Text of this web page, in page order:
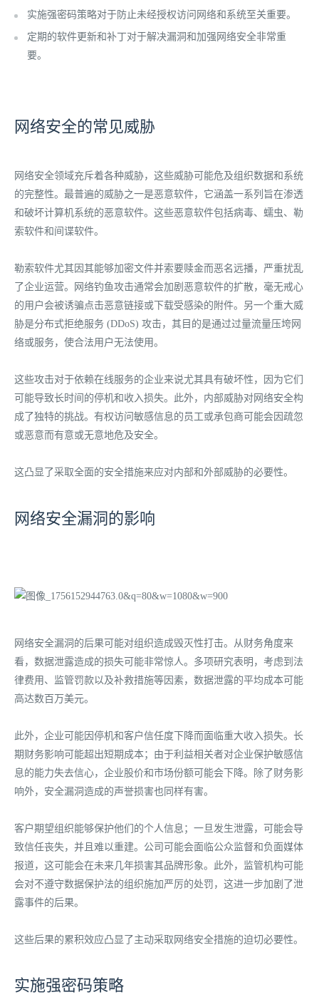
实施强密码策略对于防止未经授权访问网络和系统至关重要。
定期的软件更新和补丁对于解决漏洞和加强网络安全非常重
要。
网络安全的常见威胁
网络安全领域充斥着各种威胁，这些威胁可能危及组织数据和系统
的完整性。最普遍的威胁之一是恶意软件，它涵盖一系列旨在渗透
和破坏计算机系统的恶意软件。这些恶意软件包括病毒、蠕虫、勒
索软件和间谍软件。
勒索软件尤其因其能够加密文件并索要赎金而恶名远播，严重扰乱
了企业运营。网络钓鱼攻击通常会加剧恶意软件的扩散，毫无戒心
的用户会被诱骗点击恶意链接或下载受感染的附件。另一个重大威
胁是分布式拒绝服务 (DDoS) 攻击，其目的是通过过量流量压垮网
络或服务，使合法用户无法使用。
这些攻击对于依赖在线服务的企业来说尤其具有破坏性，因为它们
可能导致长时间的停机和收入损失。此外，内部威胁对网络安全构
成了独特的挑战。有权访问敏感信息的员工或承包商可能会因疏忽
或恶意而有意或无意地危及安全。
这凸显了采取全面的安全措施来应对内部和外部威胁的必要性。
网络安全漏洞的影响
网络安全漏洞的后果可能对组织造成毁灭性打击。从财务角度来
看，数据泄露造成的损失可能非常惊人。多项研究表明，考虑到法
律费用、监管罚款以及补救措施等因素，数据泄露的平均成本可能
高达数百万美元。
此外，企业可能因停机和客户信任度下降而面临重大收入损失。长
期财务影响可能超出短期成本；由于利益相关者对企业保护敏感信
息的能力失去信心，企业股价和市场份额可能会下降。除了财务影
响外，安全漏洞造成的声誉损害也同样有害。
客户期望组织能够保护他们的个人信息；一旦发生泄露，可能会导
致信任丧失，并且难以重建。公司可能会面临公众监督和负面媒体
报道，这可能会在未来几年损害其品牌形象。此外，监管机构可能
会对不遵守数据保护法的组织施加严厉的处罚，这进一步加剧了泄
露事件的后果。
这些后果的累积效应凸显了主动采取网络安全措施的迫切必要性。
实施强密码策略